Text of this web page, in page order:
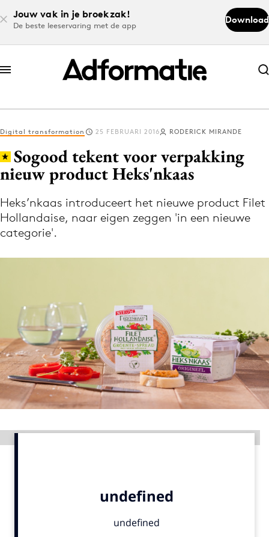
Jouw vak in je broekzak!
De beste leeservaring met de app
Download
Abonneer nu
Abonneer nu
Log in
Volg het laatste nieuws via de Adformatie
Nieuws app
Menu
Home
9 sept: GenAI-training
12 nov: MarketingLive!
Adverteren
Events
Opleidingen
Vacatures
Digital transformation 25 FEBRUARI 2016 RODERICK MIRANDE
Sogood tekent voor verpakking
nieuw product Heks'nkaas
Heks’nkaas introduceert het nieuwe product Filet
Hollandaise, naar eigen zeggen 'in een nieuwe
categorie'.